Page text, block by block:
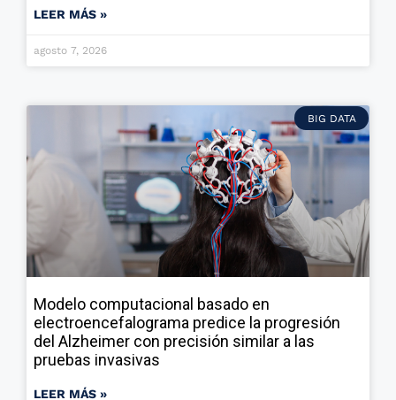
LEER MÁS »
agosto 7, 2026
BIG DATA
Modelo computacional basado en
electroencefalograma predice la progresión
del Alzheimer con precisión similar a las
pruebas invasivas
LEER MÁS »